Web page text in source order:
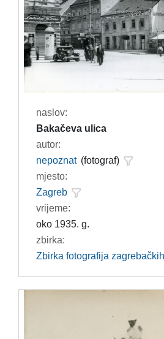
naslov:
Bakačeva ulica
autor:
nepoznat (fotograf)
mjesto:
Zagreb
vrijeme:
oko 1935. g.
zbirka:
Zbirka fotografija